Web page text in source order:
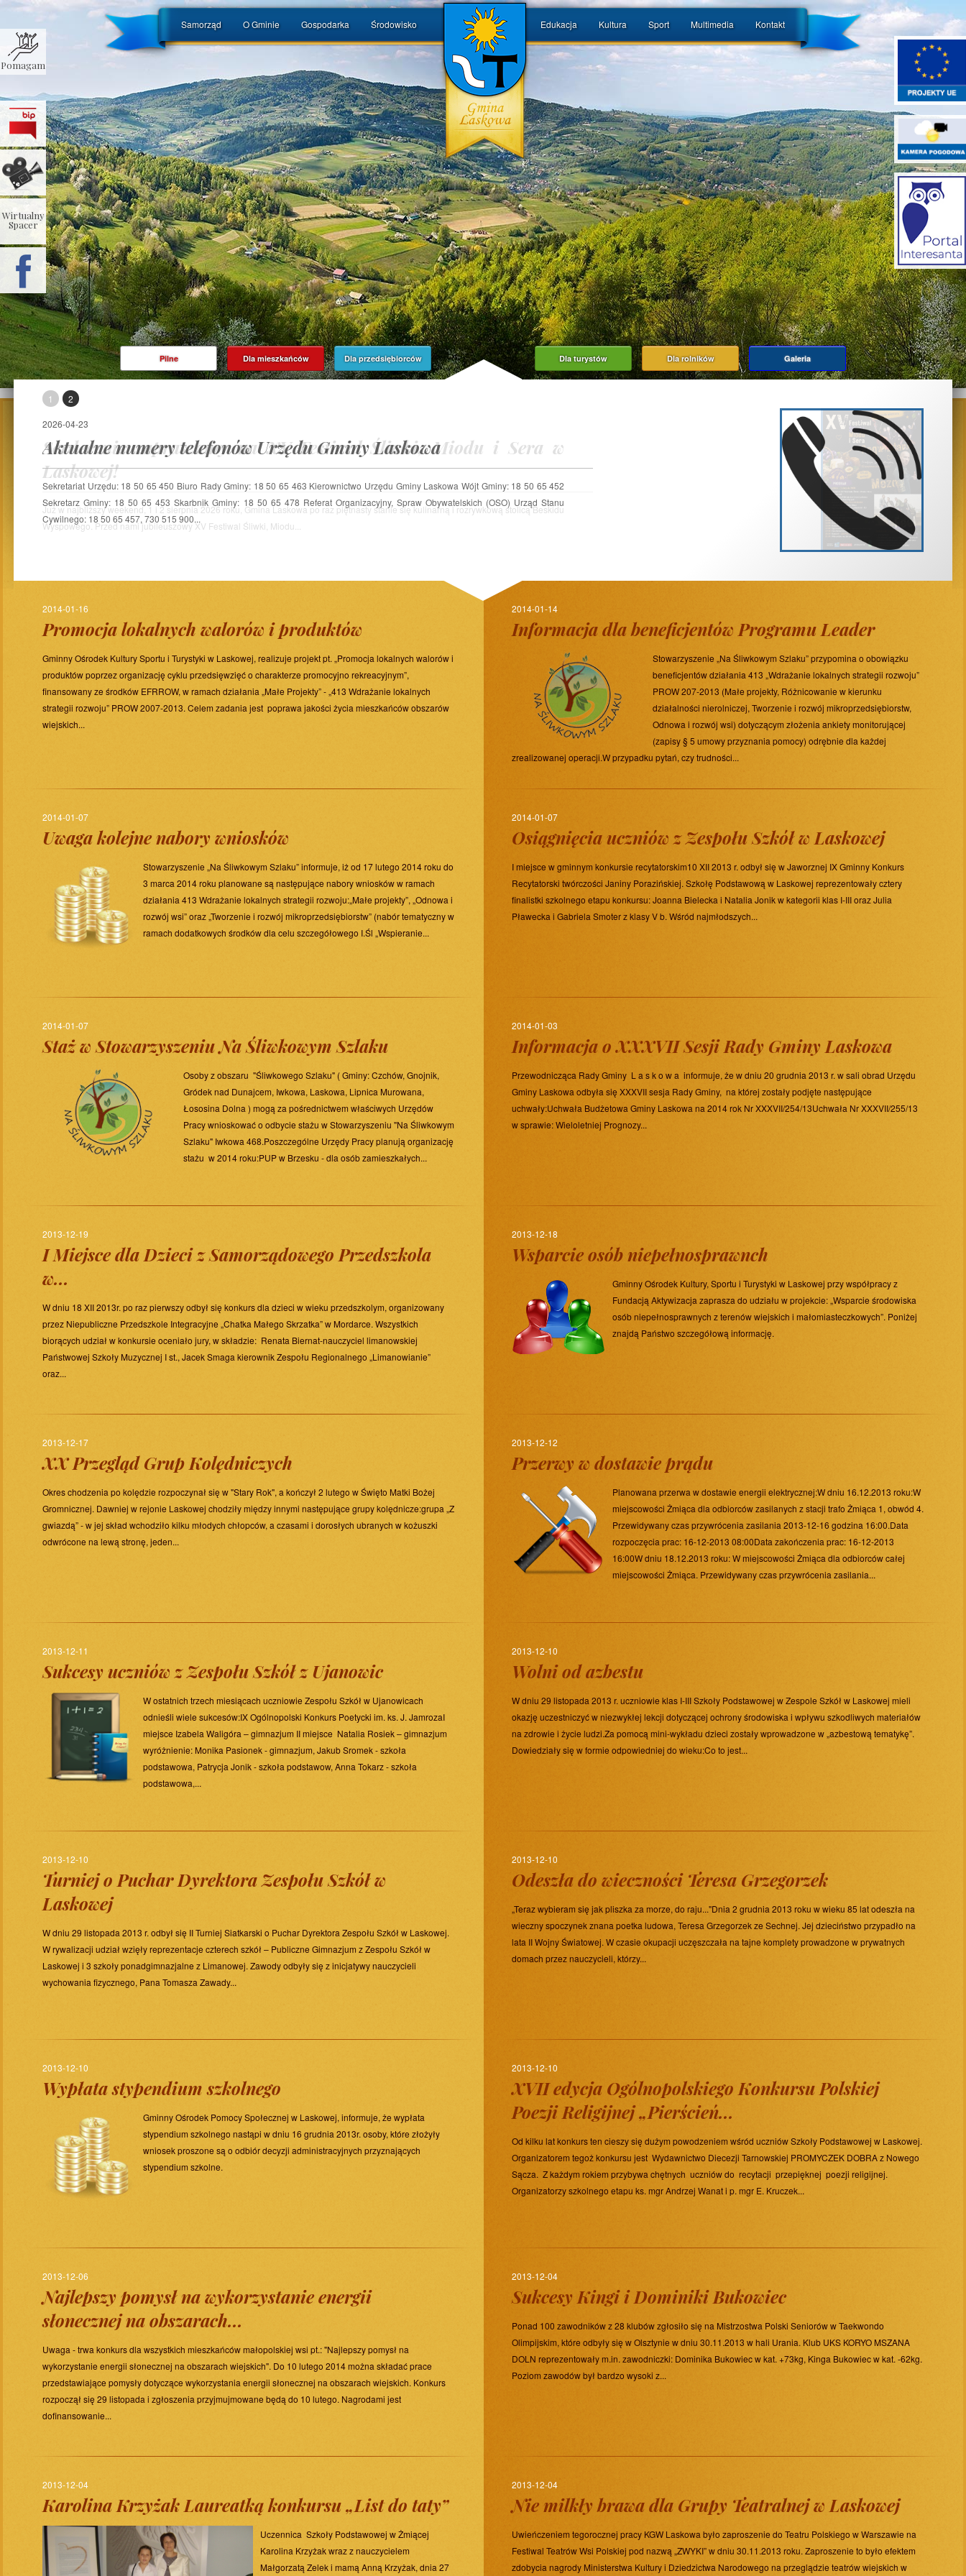
Pomagam
Wirtualny
Spacer
Samorząd O Gminie Gospodarka Środowisko Edukacja Kultura Sport Multimedia Kontakt
Pilne Dla mieszkańców Dla przedsiębiorców Dla turystów Dla rolników Galeria
Serdecznie zapraszamy na XV Festiwal Śliwki, Miodu i Sera w
Laskowej!
2026-04-23
Aktualne numery telefonów Urzędu Gminy Laskowa
Sekretariat Urzędu: 18 50 65 450 Biuro Rady Gminy: 18 50 65 463 Kierownictwo Urzędu Gminy Laskowa Wójt Gminy: 18 50 65 452
Sekretarz Gminy: 18 50 65 453 Skarbnik Gminy: 18 50 65 478 Referat Organizacyjny, Spraw Obywatelskich (OSO) Urząd Stanu
Cywilnego: 18 50 65 457, 730 515 900...
1 2
2014-01-16
Promocja lokalnych walorów i produktów
Gminny Ośrodek Kultury Sportu i Turystyki w Laskowej, realizuje projekt pt. „Promocja lokalnych walorów i
produktów poprzez organizację cyklu przedsięwzięć o charakterze promocyjno rekreacyjnym”,
finansowany ze środków EFRROW, w ramach działania „Małe Projekty” - „413 Wdrażanie lokalnych
strategii rozwoju” PROW 2007-2013. Celem zadania jest poprawa jakości życia mieszkańców obszarów
wiejskich...
2014-01-14
Informacja dla beneficjentów Programu Leader
Stowarzyszenie „Na Śliwkowym Szlaku” przypomina o obowiązku
beneficjentów działania 413 „Wdrażanie lokalnych strategii rozwoju”
PROW 207-2013 (Małe projekty, Różnicowanie w kierunku
działalności nierolniczej, Tworzenie i rozwój mikroprzedsiębiorstw,
Odnowa i rozwój wsi) dotyczącym złożenia ankiety monitorującej
(zapisy § 5 umowy przyznania pomocy) odrębnie dla każdej
zrealizowanej operacji.W przypadku pytań, czy trudności...
2014-01-07
Uwaga kolejne nabory wniosków
Stowarzyszenie „Na Śliwkowym Szlaku” informuje, iż od 17 lutego 2014 roku do
3 marca 2014 roku planowane są następujące nabory wniosków w ramach
działania 413 Wdrażanie lokalnych strategii rozwoju:„Małe projekty”, „Odnowa i
rozwój wsi” oraz „Tworzenie i rozwój mikroprzedsiębiorstw” (nabór tematyczny w
ramach dodatkowych środków dla celu szczegółowego I.Śl „Wspieranie...
2014-01-07
Osiągnięcia uczniów z Zespołu Szkół w Laskowej
I miejsce w gminnym konkursie recytatorskim10 XII 2013 r. odbył się w Jaworznej IX Gminny Konkurs
Recytatorski twórczości Janiny Porazińskiej. Szkołę Podstawową w Laskowej reprezentowały cztery
finalistki szkolnego etapu konkursu: Joanna Bielecka i Natalia Jonik w kategorii klas I-III oraz Julia
Pławecka i Gabriela Smoter z klasy V b. Wśród najmłodszych...
2014-01-07
Staż w Stowarzyszeniu Na Śliwkowym Szlaku
Osoby z obszaru "Śliwkowego Szlaku" ( Gminy: Czchów, Gnojnik,
Gródek nad Dunajcem, Iwkowa, Laskowa, Lipnica Murowana,
Łososina Dolna ) mogą za pośrednictwem właściwych Urzędów
Pracy wnioskować o odbycie stażu w Stowarzyszeniu "Na Śliwkowym
Szlaku" Iwkowa 468.Poszczególne Urzędy Pracy planują organizację
stażu w 2014 roku:PUP w Brzesku - dla osób zamieszkałych...
2014-01-03
Informacja o XXXVII Sesji Rady Gminy Laskowa
Przewodnicząca Rady Gminy L a s k o w a informuje, że w dniu 20 grudnia 2013 r. w sali obrad Urzędu
Gminy Laskowa odbyła się XXXVII sesja Rady Gminy, na której zostały podjęte następujące
uchwały:Uchwała Budżetowa Gminy Laskowa na 2014 rok Nr XXXVII/254/13Uchwała Nr XXXVII/255/13
w sprawie: Wieloletniej Prognozy...
2013-12-19
I Miejsce dla Dzieci z Samorządowego Przedszkola
w...
W dniu 18 XII 2013r. po raz pierwszy odbył się konkurs dla dzieci w wieku przedszkolym, organizowany
przez Niepubliczne Przedszkole Integracyjne „Chatka Małego Skrzatka” w Mordarce. Wszystkich
biorących udział w konkursie oceniało jury, w składzie: Renata Biernat-nauczyciel limanowskiej
Państwowej Szkoły Muzycznej I st., Jacek Smaga kierownik Zespołu Regionalnego „Limanowianie”
oraz...
2013-12-18
Wsparcie osób niepełnosprawnch
Gminny Ośrodek Kultury, Sportu i Turystyki w Laskowej przy współpracy z
Fundacją Aktywizacja zaprasza do udziału w projekcie: „Wsparcie środowiska
osób niepełnosprawnych z terenów wiejskich i małomiasteczkowych”. Poniżej
znajdą Państwo szczegółową informację.
2013-12-17
XX Przegląd Grup Kolędniczych
Okres chodzenia po kolędzie rozpoczynał się w "Stary Rok", a kończył 2 lutego w Święto Matki Bożej
Gromnicznej. Dawniej w rejonie Laskowej chodziły między innymi następujące grupy kolędnicze:grupa „Z
gwiazdą” - w jej skład wchodziło kilku młodych chłopców, a czasami i dorosłych ubranych w kożuszki
odwrócone na lewą stronę, jeden...
2013-12-12
Przerwy w dostawie prądu
Planowana przerwa w dostawie energii elektrycznej:W dniu 16.12.2013 roku:W
miejscowości Żmiąca dla odbiorców zasilanych z stacji trafo Żmiąca 1, obwód 4.
Przewidywany czas przywrócenia zasilania 2013-12-16 godzina 16:00.Data
rozpoczęcia prac: 16-12-2013 08:00Data zakończenia prac: 16-12-2013
16:00W dniu 18.12.2013 roku: W miejscowości Żmiąca dla odbiorców całej
miejscowości Żmiąca. Przewidywany czas przywrócenia zasilania...
2013-12-11
Sukcesy uczniów z Zespołu Szkół z Ujanowic
W ostatnich trzech miesiącach uczniowie Zespołu Szkół w Ujanowicach
odnieśli wiele sukcesów:IX Ogólnopolski Konkurs Poetycki im. ks. J. JamrozaI
miejsce Izabela Waligóra – gimnazjum II miejsce Natalia Rosiek – gimnazjum
wyróżnienie: Monika Pasionek - gimnazjum, Jakub Sromek - szkoła
podstawowa, Patrycja Jonik - szkoła podstawow, Anna Tokarz - szkoła
podstawowa,...
2013-12-10
Wolni od azbestu
W dniu 29 listopada 2013 r. uczniowie klas I-III Szkoły Podstawowej w Zespole Szkół w Laskowej mieli
okazję uczestniczyć w niezwykłej lekcji dotyczącej ochrony środowiska i wpływu szkodliwych materiałów
na zdrowie i życie ludzi.Za pomocą mini-wykładu dzieci zostały wprowadzone w „azbestową tematykę”.
Dowiedziały się w formie odpowiedniej do wieku:Co to jest...
2013-12-10
Turniej o Puchar Dyrektora Zespołu Szkół w
Laskowej
W dniu 29 listopada 2013 r. odbył się II Turniej Siatkarski o Puchar Dyrektora Zespołu Szkół w Laskowej.
W rywalizacji udział wzięły reprezentacje czterech szkół – Publiczne Gimnazjum z Zespołu Szkół w
Laskowej i 3 szkoły ponadgimnazjalne z Limanowej. Zawody odbyły się z inicjatywy nauczycieli
wychowania fizycznego, Pana Tomasza Zawady...
2013-12-10
Odeszła do wieczności Teresa Grzegorzek
„Teraz wybieram się jak pliszka za morze, do raju..."Dnia 2 grudnia 2013 roku w wieku 85 lat odeszła na
wieczny spoczynek znana poetka ludowa, Teresa Grzegorzek ze Sechnej. Jej dzieciństwo przypadło na
lata II Wojny Światowej. W czasie okupacji uczęszczała na tajne komplety prowadzone w prywatnych
domach przez nauczycieli, którzy...
2013-12-10
Wypłata stypendium szkolnego
Gminny Ośrodek Pomocy Społecznej w Laskowej, informuje, że wypłata
stypendium szkolnego nastąpi w dniu 16 grudnia 2013r. osoby, które złożyły
wniosek proszone są o odbiór decyzji administracyjnych przyznających
stypendium szkolne.
2013-12-10
XVII edycja Ogólnopolskiego Konkursu Polskiej
Poezji Religijnej „Pierścień...
Od kilku lat konkurs ten cieszy się dużym powodzeniem wśród uczniów Szkoły Podstawowej w Laskowej.
Organizatorem tegoż konkursu jest Wydawnictwo Diecezji Tarnowskiej PROMYCZEK DOBRA z Nowego
Sącza. Z każdym rokiem przybywa chętnych uczniów do recytacji przepięknej poezji religijnej.
Organizatorzy szkolnego etapu ks. mgr Andrzej Wanat i p. mgr E. Kruczek...
2013-12-06
Najlepszy pomysł na wykorzystanie energii
słonecznej na obszarach...
Uwaga - trwa konkurs dla wszystkich mieszkańców małopolskiej wsi pt.: "Najlepszy pomysł na
wykorzystanie energii słonecznej na obszarach wiejskich". Do 10 lutego 2014 można składać prace
przedstawiające pomysły dotyczące wykorzystania energii słonecznej na obszarach wiejskich. Konkurs
rozpoczął się 29 listopada i zgłoszenia przyjmujmowane będą do 10 lutego. Nagrodami jest
dofinansowanie...
2013-12-04
Sukcesy Kingi i Dominiki Bukowiec
Ponad 100 zawodników z 28 klubów zgłosiło się na Mistrzostwa Polski Seniorów w Taekwondo
Olimpijskim, które odbyły się w Olsztynie w dniu 30.11.2013 w hali Urania. Klub UKS KORYO MSZANA
DOLN reprezentowały m.in. zawodniczki: Dominika Bukowiec w kat. +73kg, Kinga Bukowiec w kat. -62kg.
Poziom zawodów był bardzo wysoki z...
2013-12-04
Karolina Krzyżak Laureatką konkursu „List do taty”
Uczennica Szkoły Podstawowej w Żmiącej
Karolina Krzyżak wraz z nauczycielem
Małgorzatą Zelek i mamą Anną Krzyżak, dnia 27
2013-12-04
Nie milkły brawa dla Grupy Teatralnej w Laskowej
Uwieńczeniem tegorocznej pracy KGW Laskowa było zaproszenie do Teatru Polskiego w Warszawie na
Festiwal Teatrów Wsi Polskiej pod nazwą „ZWYKI” w dniu 30.11.2013 roku. Zaproszenie to było efektem
zdobycia nagrody Ministerstwa Kultury i Dziedzictwa Narodowego na przeglądzie teatrów wiejskich w